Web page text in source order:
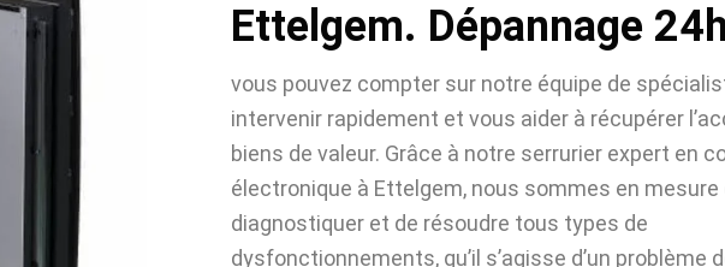
Ettelgem. Dépannage
vous pouvez compter sur notre équipe de
intervenir rapidement et vous aider à récupérer
biens de valeur. Grâce à notre serrurier expert en
électronique à Ettelgem, nous sommes en mesure
diagnostiquer et de résoudre tous types de
dysfonctionnements, qu’il s’agisse d’un problème